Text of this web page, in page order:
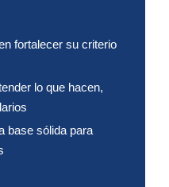
fortalecer su criterio
lo que hacen,
base sólida para